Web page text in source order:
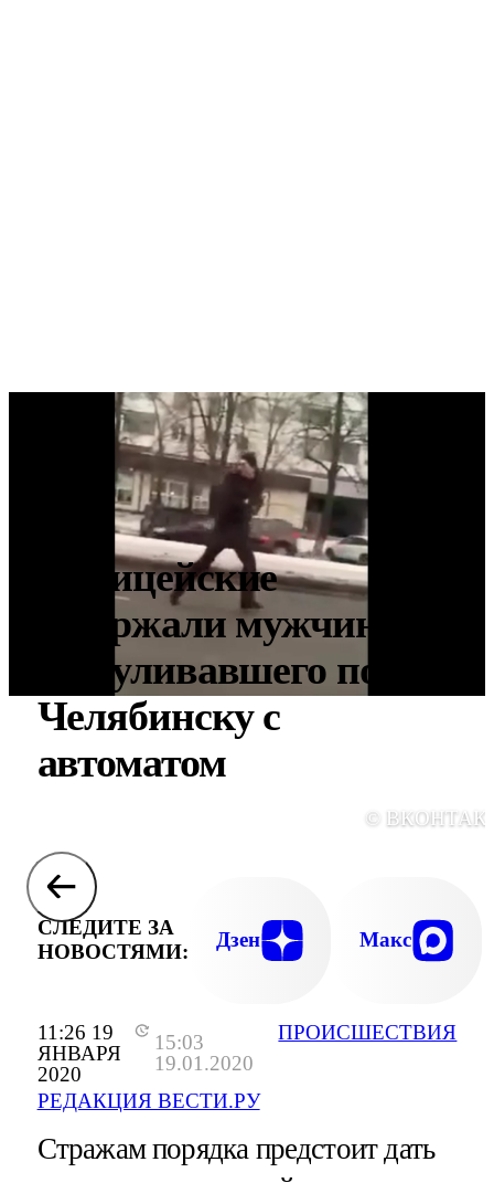
11:26 19
ЯНВАРЯ
2020
15:03
19.01.2020
РЕДАКЦИЯ ВЕСТИ.РУ
ПРОИСШЕСТВИЯ
Полицейские
задержали мужчину,
разгуливавшего по
Челябинску с
автоматом
©
СЛЕДИТЕ ЗА
НОВОСТЯМИ:
Дзен Макс
Стражам порядка предстоит дать